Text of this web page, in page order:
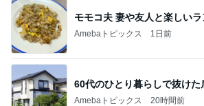
モモコ夫 妻や友人と楽しい
Amebaトピックス 1日前
60代のひとり暮らしで抜けた
Amebaトピックス 20時間前